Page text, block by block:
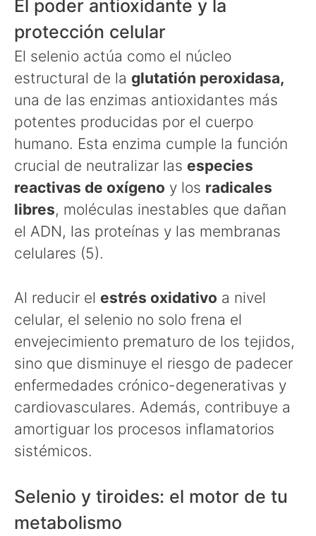
El poder antioxidante y la
protección celular
El selenio actúa como el núcleo
estructural de la glutatión peroxidasa,
una de las enzimas antioxidantes más
potentes producidas por el cuerpo
humano. Esta enzima cumple la función
crucial de neutralizar las especies
reactivas de oxígeno y los radicales
libres, moléculas inestables que dañan
el ADN, las proteínas y las membranas
celulares (5).
Al reducir el estrés oxidativo a nivel
celular, el selenio no solo frena el
envejecimiento prematuro de los tejidos,
sino que disminuye el riesgo de padecer
enfermedades crónico-degenerativas y
cardiovasculares. Además, contribuye a
amortiguar los procesos inflamatorios
sistémicos.
Selenio y tiroides: el motor de tu
metabolismo